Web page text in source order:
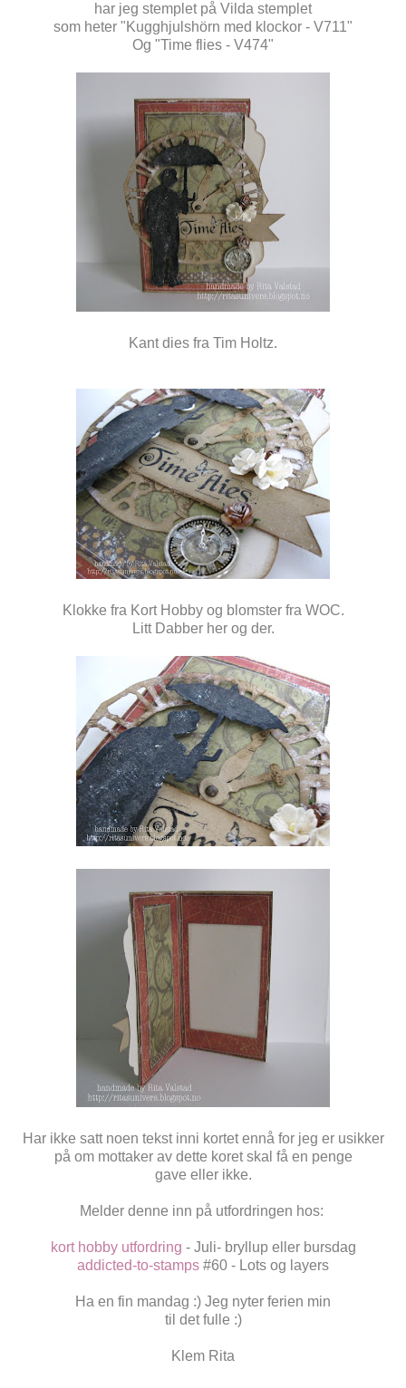
har jeg stemplet på Vilda stemplet
som heter "Kugghjulshörn med klockor - V711"
Og "Time flies - V474"
Kant dies fra Tim Holtz.
Klokke fra Kort Hobby og blomster fra WOC.
Litt Dabber her og der.
Har ikke satt noen tekst inni kortet ennå for jeg er usikker
på om mottaker av dette koret skal få en penge
gave eller ikke.
Melder denne inn på utfordringen hos:
kort hobby utfordring - Juli- bryllup eller bursdag
addicted-to-stamps #60 - Lots og layers
Ha en fin mandag :) Jeg nyter ferien min
til det fulle :)
Klem Rita